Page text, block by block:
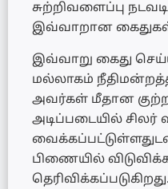
சுற்றிவளைப்பு
இவ்வாறான
இவ்வாறு கைது
மல்லாகம்
அவர்கள் மீதான
அடிப்படையில் சிலர்
பிணையில்
தெரிவிக்கப்படுகிறது.